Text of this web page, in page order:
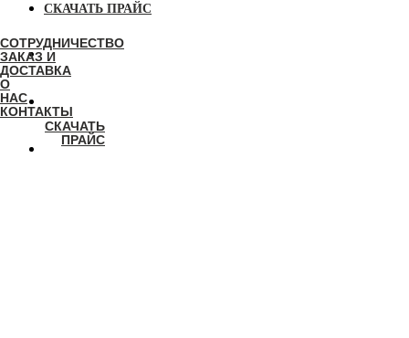
СОТРУДНИЧЕСТВО
ЗАКАЗ И
ДОСТАВКА
О
НАС
КОНТАКТЫ
СКАЧАТЬ
ПРАЙС
СКАЧАТЬ ПРАЙС